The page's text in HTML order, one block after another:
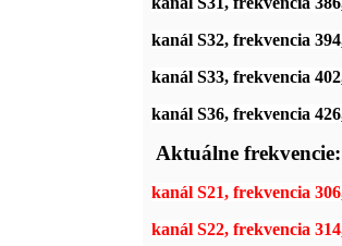
kanál S32, frekvencia
kanál S33, frekvencia
kanál S36, frekvencia
Aktuálne frekvencie:
kanál S21, frekvencia
kanál S22, frekvencia